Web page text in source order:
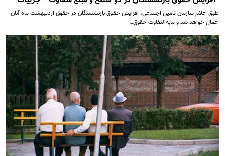
طبق اعلام سازمان تامین اجتماعی، افزایش حقوق بازنشستگان در حقوق اردیبهشت ماه آنان
اعمال خواهد شد و مابه‌التفاوت حقوق…